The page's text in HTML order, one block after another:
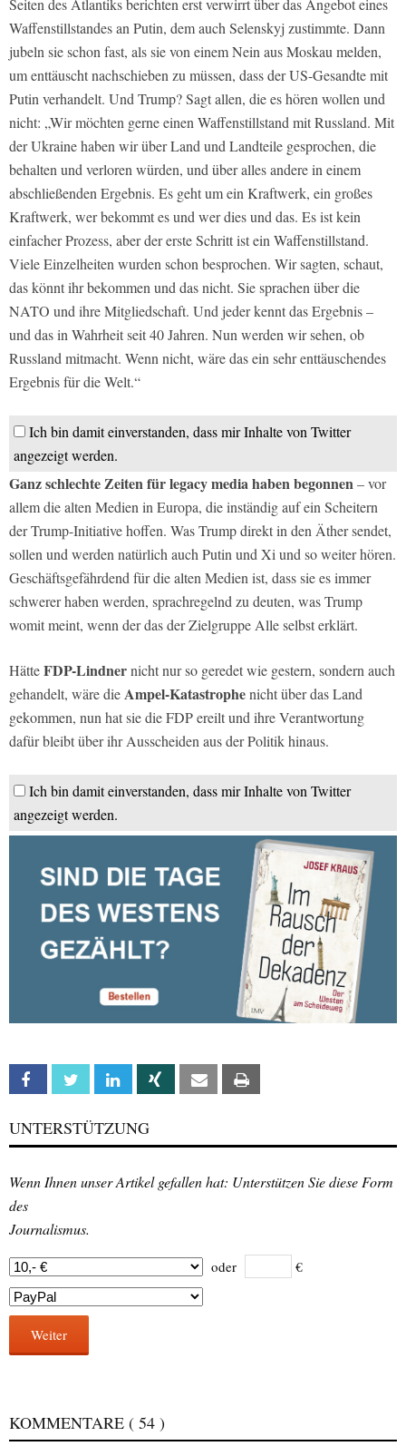
Seiten des Atlantiks berichten erst verwirrt über das Angebot eines
Waffenstillstandes an Putin, dem auch Selenskyj zustimmte. Dann
jubeln sie schon fast, als sie von einem Nein aus Moskau melden,
um enttäuscht nachschieben zu müssen, dass der US-Gesandte mit
Putin verhandelt. Und Trump? Sagt allen, die es hören wollen und
nicht: „Wir möchten gerne einen Waffenstillstand mit Russland. Mit
der Ukraine haben wir über Land und Landteile gesprochen, die
behalten und verloren würden, und über alles andere in einem
abschließenden Ergebnis. Es geht um ein Kraftwerk, ein großes
Kraftwerk, wer bekommt es und wer dies und das. Es ist kein
einfacher Prozess, aber der erste Schritt ist ein Waffenstillstand.
Viele Einzelheiten wurden schon besprochen. Wir sagten, schaut,
das könnt ihr bekommen und das nicht. Sie sprachen über die
NATO und ihre Mitgliedschaft. Und jeder kennt das Ergebnis –
und das in Wahrheit seit 40 Jahren. Nun werden wir sehen, ob
Russland mitmacht. Wenn nicht, wäre das ein sehr enttäuschendes
Ergebnis für die Welt.“
Ich bin damit einverstanden, dass mir Inhalte von Twitter
angezeigt werden.
Ganz schlechte Zeiten für legacy media haben begonnen– vor
allem die alten Medien in Europa, die inständig auf ein Scheitern
der Trump-Initiative hoffen. Was Trump direkt in den Äther sendet,
sollen und werden natürlich auch Putin und Xi und so weiter hören.
Geschäftsgefährdend für die alten Medien ist, dass sie es immer
schwerer haben werden, sprachregelnd zu deuten, was Trump
womit meint, wenn der das der Zielgruppe Alle selbst erklärt.
HätteFDP-Lindnernicht nur so geredet wie gestern, sondern auch
gehandelt, wäre dieAmpel-Katastrophenicht über das Land
gekommen, nun hat sie die FDP ereilt und ihre Verantwortung
dafür bleibt über ihr Ausscheiden aus der Politik hinaus.
Ich bin damit einverstanden, dass mir Inhalte von Twitter
angezeigt werden.
Facebook Twitter Linkedin Xing Email
UNTERSTÜTZUNG
Wenn Ihnen unser Artikel gefallen hat: Unterstützen Sie diese Form
des
Journalismus.
oder €
Weiter
KOMMENTARE ( 54 )